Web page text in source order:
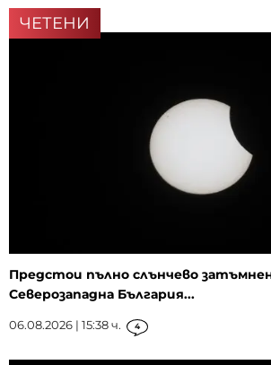
ЧЕТЕНИ
Предстои пълно слънчево
Северозападна България...
06.08.2026 | 15:38 ч. 4